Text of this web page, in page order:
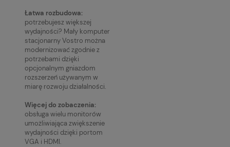
Łatwa rozbudowa:
potrzebujesz większej
wydajności? Mały komputer
stacjonarny Vostro można
modernizować zgodnie z
potrzebami dzięki
opcjonalnym gniazdom
rozszerzeń używanym w
miarę rozwoju działalności.
Więcej do zobaczenia:
obsługa wielu monitorów
umożliwiająca zwiększenie
wydajności dzięki portom
VGA i HDMI.